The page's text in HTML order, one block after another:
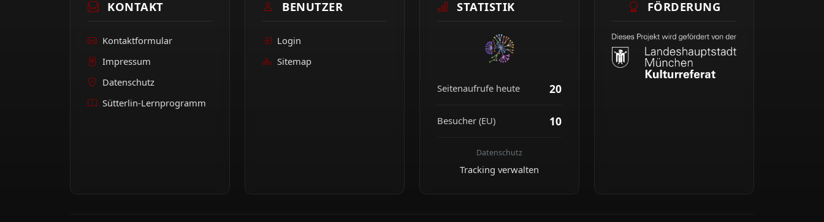
KONTAKT
Kontaktformular
Impressum
Datenschutz
Sütterlin-Lernprogramm
BENUTZER
Login
Sitemap
STATISTIK
Seitenaufrufe heute 20
Besucher (EU) 10
Datenschutz
Tracking verwalten
FÖRDERUNG